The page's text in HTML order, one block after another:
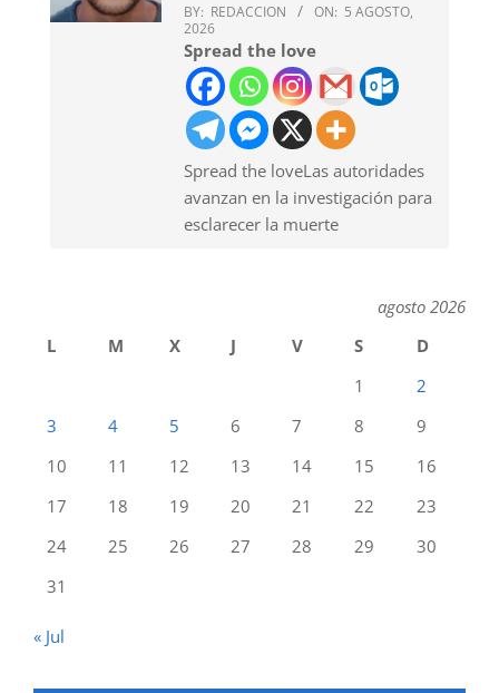
BY: REDACCION ON: 5 AGOSTO,
2026
Spread the love
Spread the loveLas autoridades
avanzan en la investigación para
esclarecer la muerte
agosto 2026
L
M X J V S
D
1
2
3
4 5 6 7 8
9
10
11 12 13 14 15
16
17
18 19 20 21 22
23
24
25 26 27 28 29
30
31
« Jul